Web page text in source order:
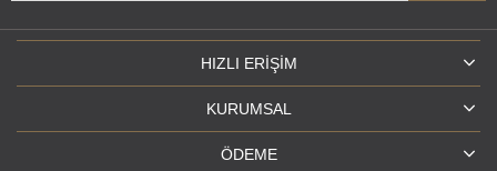
HIZLI ERIŞIM
KURUMSAL
ÖDEME